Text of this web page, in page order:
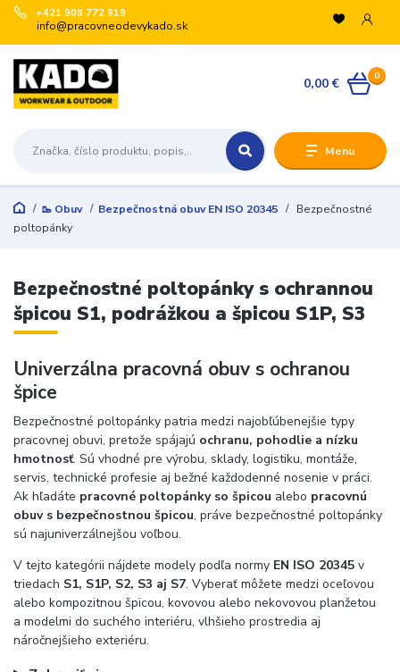
Menu
+421 908 772 919
info@pracovneodevykado.sk
0
0,00 €
🥾 Obuv Bezpečnostná obuv EN ISO 20345
Bezpečnostné
poltopánky
Bezpečnostné poltopánky s ochrannou
špicou S1, podrážkou a špicou S1P, S3
Univerzálna pracovná obuv s ochranou
špice
Bezpečnostné poltopánky patria medzi najobľúbenejšie typy
pracovnej obuvi, pretože spájajú ochranu, pohodlie a nízku
hmotnosť. Sú vhodné pre výrobu, sklady, logistiku, montáže,
servis, technické profesie aj bežné každodenné nosenie v práci.
Ak hľadáte pracovné poltopánky so špicou alebo pracovnú
obuv s bezpečnostnou špicou, práve bezpečnostné poltopánky
sú najuniverzálnejšou voľbou.
V tejto kategórii nájdete modely podľa normy EN ISO 20345 v
triedach S1, S1P, S2, S3 aj S7. Vyberať môžete medzi oceľovou
alebo kompozitnou špicou, kovovou alebo nekovovou planžetou
a modelmi do suchého interiéru, vlhšieho prostredia aj
náročnejšieho exteriéru.